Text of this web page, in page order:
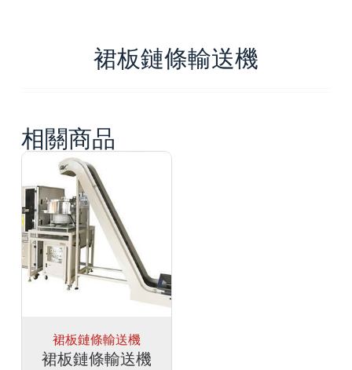
裙板鏈條輸送機
相關商品
裙板鏈條輸送機
裙板鏈條輸送機